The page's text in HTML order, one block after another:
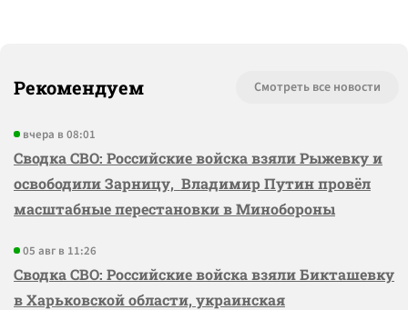
Рекомендуем Смотреть все новости
вчера в 08:01
Сводка СВО: Российские войска взяли Рыжевку и
освободили Зарницу, Владимир Путин провёл
масштабные перестановки в Минобороны
05 авг в 11:26
Сводка СВО: Российские войска взяли Бикташевку
в Харьковской области, украинская